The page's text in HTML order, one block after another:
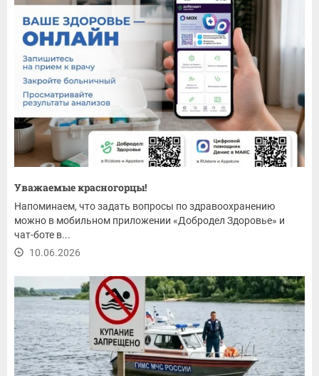
Уважаемые красногорцы!
Напоминаем, что задать вопросы по здравоохранению
можно в мобильном приложении «Добродел Здоровье» и
чат-боте в...
10.06.2026